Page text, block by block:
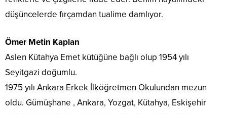
düşüncelerde fırçamdan tualime damlıyor.
Ömer Metin Kaplan
Aslen Kütahya Emet kütüğüne bağlı olup 1954 yılı
Seyitgazi doğumlu.
1975 yılı Ankara Erkek İlköğretmen Okulundan mezun
oldu. Gümüşhane , Ankara, Yozgat, Kütahya, Eskişehir